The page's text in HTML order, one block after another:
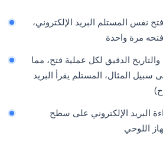
نفس المستلم البريد الإلكتروني،
مرة واحدة
الدقيق لكل عملية فتح، مما
سبيل المثال، المستلم يقرأ البريد
البريد الإلكتروني على سطح
اللوحي